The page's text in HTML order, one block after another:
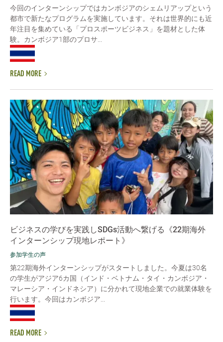
今回のインターンシップではカンボジアのシェムリアップという
都市で新たなプログラムを実施しています。それは世界的にも近
年注目を集めている「プロスポーツビジネス」を題材とした体
験。カンボジア1部のプロサ...
READ MORE
ビジネスの学びを実践しSDGs活動へ繋げる《22期海外
インターンシップ現地レポート》
参加学生の声
第22期海外インターンシップがスタートしました。今夏は30名
の学生がアジア6カ国（インド・ベトナム・タイ・カンボジア・
マレーシア・インドネシア）に分かれて現地企業での就業体験を
行います。今回はカンボジア...
READ MORE